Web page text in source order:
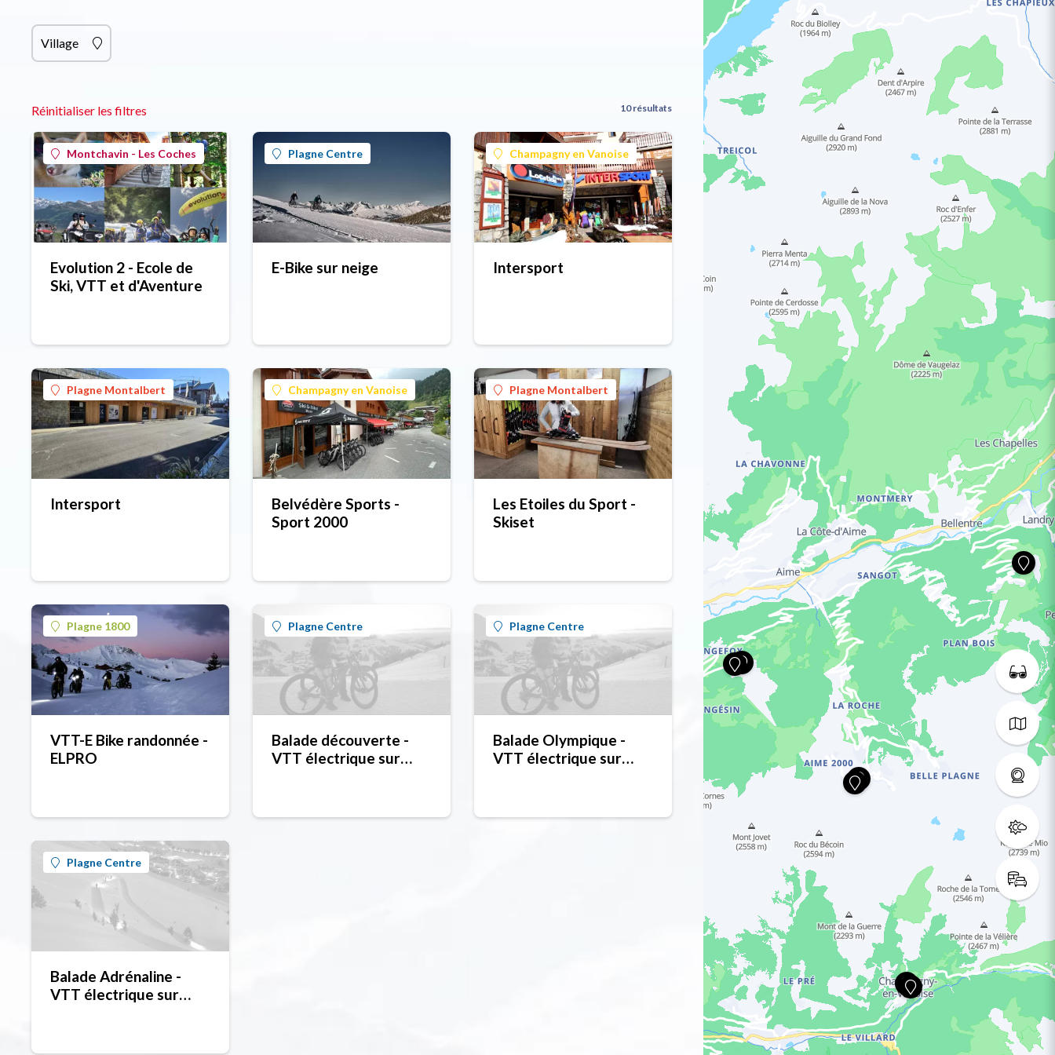
Village
Réinitialiser les filtres 10 résultats
Montchavin - Les Coches
Evolution 2 - Ecole de
Ski, VTT et d'Aventure
Plagne Centre
E-Bike sur neige
Champagny en Vanoise
Intersport
Plagne Montalbert
Intersport
Champagny en Vanoise
Belvédère Sports -
Sport 2000
Plagne Montalbert
Les Etoiles du Sport -
Skiset
Plagne 1800
VTT-E Bike randonnée -
ELPRO
Plagne Centre
Balade découverte -
VTT électrique sur
Plagne Centre
Balade Olympique -
VTT électrique sur
Plagne Centre
Balade Adrénaline -
VTT électrique sur